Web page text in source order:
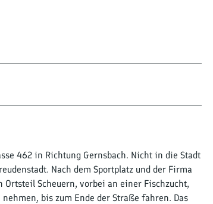
462 in Richtung Gernsbach. Nicht in die Stadt
Nach dem Sportplatz und der Firma
Ortsteil Scheuern, vorbei an einer Fischzucht,
bis zum Ende der Straße fahren. Das